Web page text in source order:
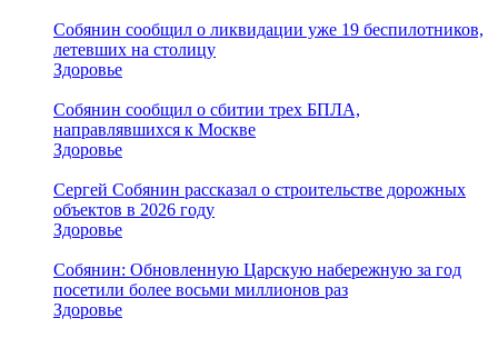
Собянин сообщил о ликвидации уже 19 беспилотников,
летевших на столицу
Здоровье
Собянин сообщил о сбитии трех БПЛА,
направлявшихся к Москве
Здоровье
Сергей Собянин рассказал о строительстве дорожных
объектов в 2026 году
Здоровье
Собянин: Обновленную Царскую набережную за год
посетили более восьми миллионов раз
Здоровье